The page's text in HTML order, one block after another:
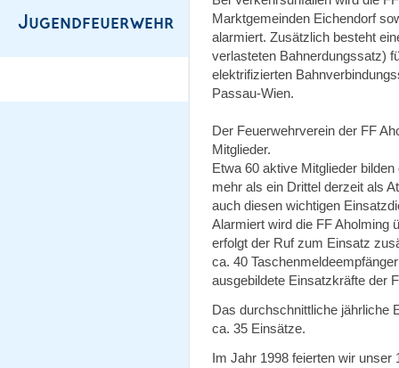
Marktgemeinden Eichendorf
alarmiert. Zusätzlich besteht
verlasteten Bahnerdungssatz)
elektrifizierten
Passau-Wien.
Der Feuerwehrverein der FF
Mitglieder.
Etwa 60 aktive Mitglieder
mehr als ein Drittel derzeit als
auch diesen wichtigen
Alarmiert wird die FF Aholming
erfolgt der Ruf zum Einsatz
ca. 40
ausgebildete Einsatzkräfte der
Das durchschnittliche jährliche
ca. 35 Einsätze.
Im Jahr 1998 feierten wir